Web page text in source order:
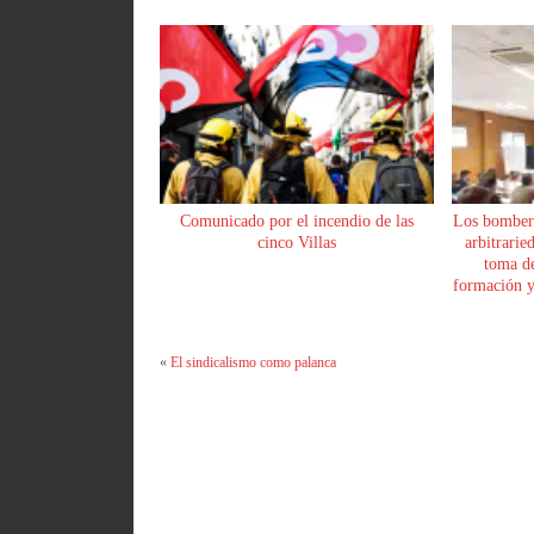
Comunicado por el incendio de las
cinco Villas
Los
toma
formación
«El sindicalismo como palanca